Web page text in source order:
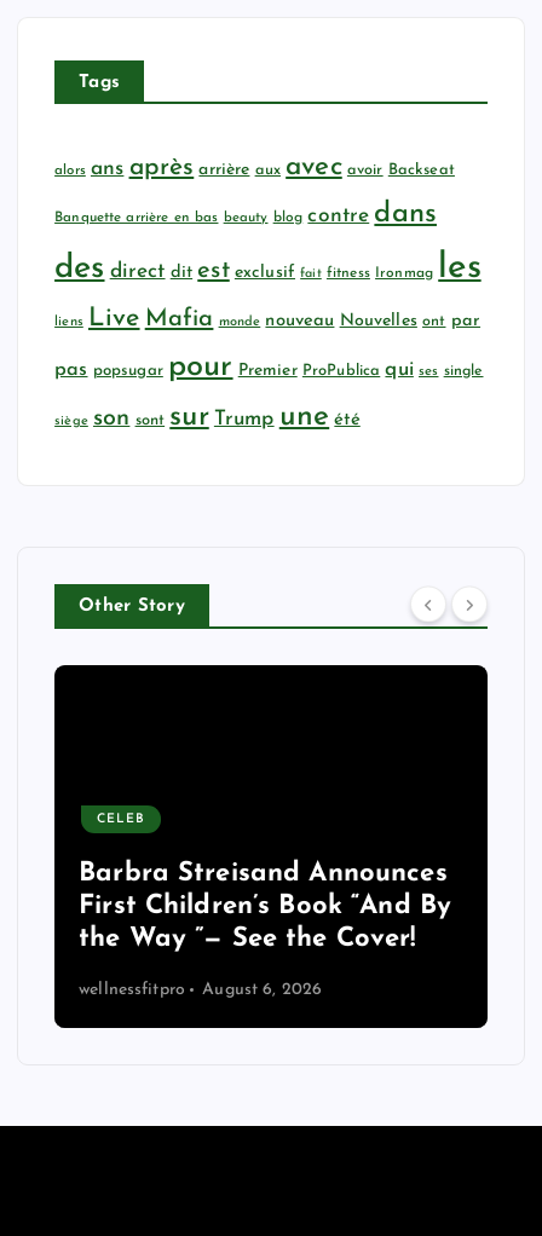
Tags
alors ans après arrière aux avec avoir Backseat
Banquette arrière en bas beauty blog contre dans
des direct dit est exclusif fait fitness Ironmag les
liens Live Mafia monde nouveau Nouvelles ont par
pas popsugar pour Premier ProPublica qui ses single
siège son sont sur Trump une été
Other Story
CELEB
Barbra Streisand Announces
First Children’s Book “And By
the Way ”— See the Cover!
wellnessfitpro August 6, 2026